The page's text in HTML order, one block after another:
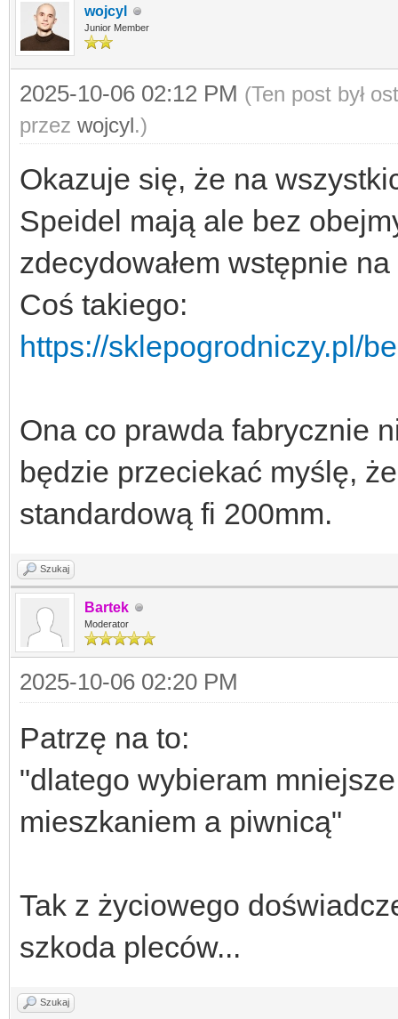
wojcyl
Junior Member
2025-10-06 02:12 PM (Ten post był
przez wojcyl.)
Okazuje się, że na
Speidel mają ale bez
zdecydowałem wstępnie
Coś takiego:
https://sklepogrodniczy.pl/
Ona co prawda fabrycznie
będzie przeciekać myślę,
standardową fi 200mm.
Szukaj
Bartek
Moderator
2025-10-06 02:20 PM
Patrzę na to:
"dlatego wybieram
mieszkaniem a piwnicą"
Tak z życiowego
szkoda pleców...
Szukaj